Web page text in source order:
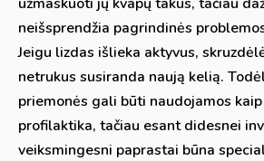
neišsprendžia pagrindinės
Jeigu lizdas išlieka aktyvus,
netrukus susiranda naują kelią.
priemonės gali būti naudojamos
profilaktika, tačiau esant didesnei
veiksmingesni paprastai būna